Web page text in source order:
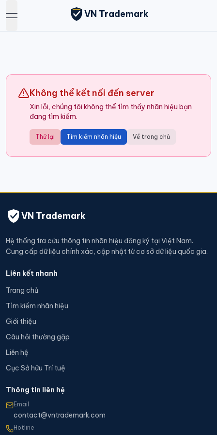
open navigation menu
VN Trademark
Không thể kết nối đến server
Xin lỗi, chúng tôi không thể tìm thấy nhãn hiệu bạn
đang tìm kiếm.
Thử lại Tìm kiếm nhãn hiệu Về trang chủ
VN Trademark
Hệ thống tra cứu thông tin nhãn hiệu đăng ký tại Việt Nam.
Cung cấp dữ liệu chính xác, cập nhật từ cơ sở dữ liệu quốc gia.
Liên kết nhanh
Trang chủ
Tìm kiếm nhãn hiệu
Giới thiệu
Câu hỏi thường gặp
Liên hệ
Cục Sở hữu Trí tuệ
Thông tin liên hệ
Email
contact@vntrademark.com
Hotline